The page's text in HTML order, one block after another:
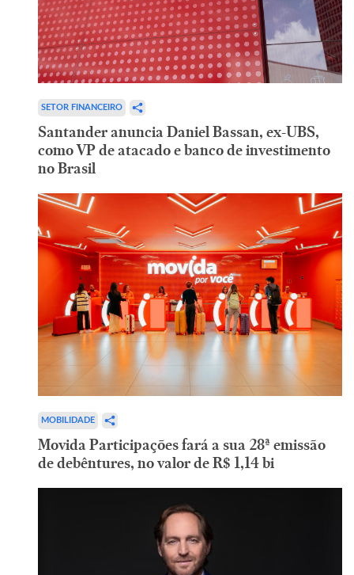
SETOR FINANCEIRO
Santander anuncia Daniel Bassan, ex-UBS,
como VP de atacado e banco de investimento
no Brasil
MOBILIDADE
Movida Participações fará a sua 28ª emissão
de debêntures, no valor de R$ 1,14 bi